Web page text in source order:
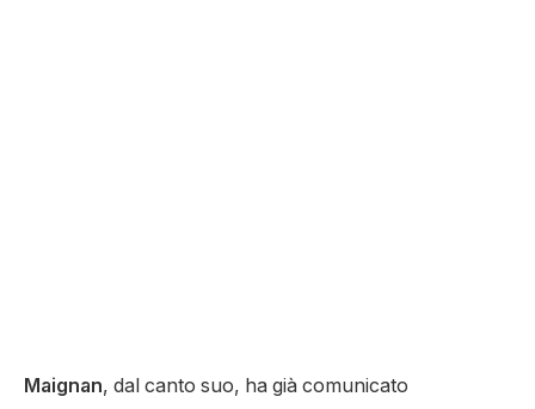
Maignan, dal canto suo, ha già comunicato